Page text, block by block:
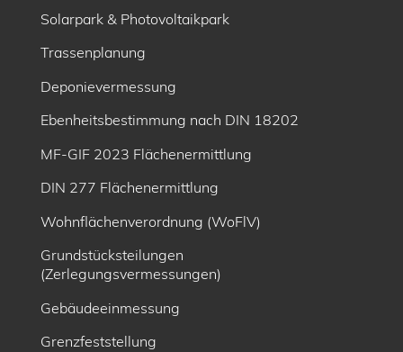
Solarpark & Photovoltaikpark
Trassenplanung
Deponievermessung
Ebenheitsbe­stimmung nach DIN 18202
MF-GIF 2023 Flächenermittlung
DIN 277 Flächenermittlung
Wohnflächenverordnung (WoFlV)
Grundstücksteilungen
(Zerlegungsvermessungen)
Gebäudeeinmessung
Grenzfeststellung